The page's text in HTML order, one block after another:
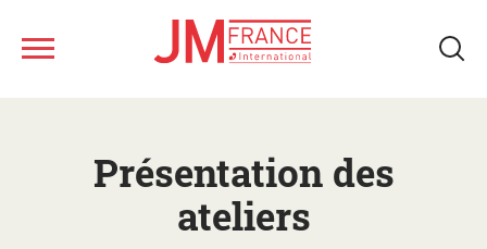
contenu
Ateliers musicaux
Tous les spectacles
Présentation des
ateliers